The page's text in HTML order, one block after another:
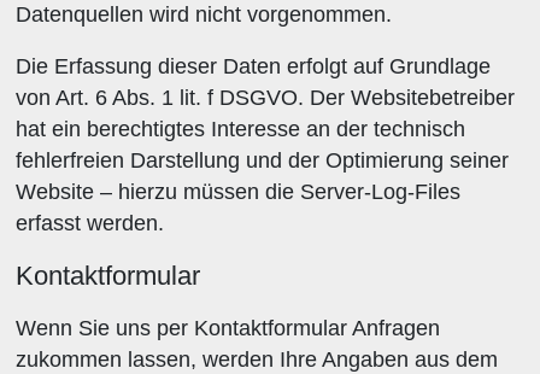
Datenquellen wird nicht vorgenommen.
Die Erfassung dieser Daten erfolgt auf Grundlage
von Art. 6 Abs. 1 lit. f DSGVO. Der Websitebetreiber
hat ein berechtigtes Interesse an der technisch
fehlerfreien Darstellung und der Optimierung seiner
Website – hierzu müssen die Server-Log-Files
erfasst werden.
Kontaktformular
Wenn Sie uns per Kontaktformular Anfragen
zukommen lassen, werden Ihre Angaben aus dem